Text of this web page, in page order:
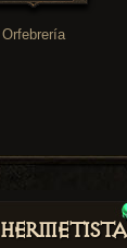
Orfebrería
Hermetista